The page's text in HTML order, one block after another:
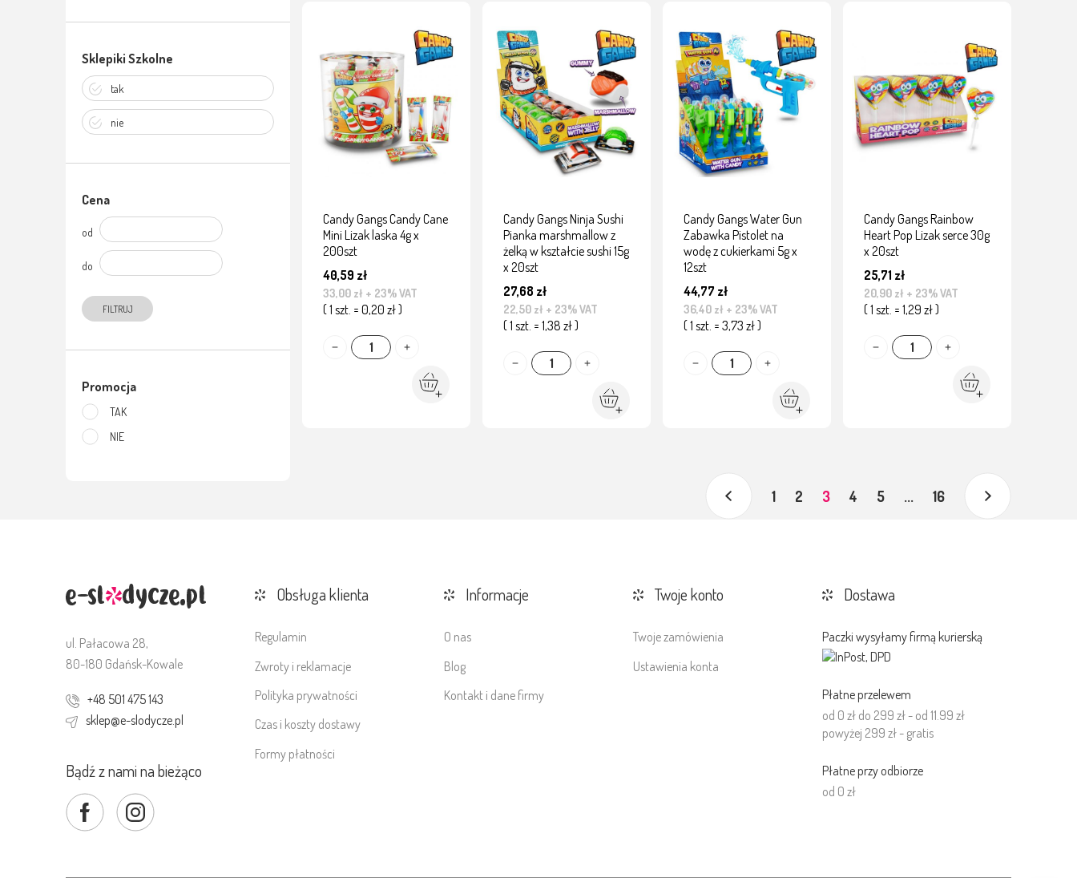
Sklepiki Szkolne
tak
nie
Cena
od
do
FILTRUJ
Promocja
TAK
NIE
Candy Gangs Candy Cane
Mini Lizak laska 4g x
200szt
40,59 zł
33,00 zł + 23% VAT
( 1 szt. = 0,20 zł )
Candy Gangs Ninja Sushi
Pianka marshmallow z
żelką w kształcie sushi 15g
x 20szt
27,68 zł
22,50 zł + 23% VAT
( 1 szt. = 1,38 zł )
Candy Gangs Water Gun
Zabawka Pistolet na
wodę z cukierkami 5g x
12szt
44,77 zł
36,40 zł + 23% VAT
( 1 szt. = 3,73 zł )
Candy Gangs Rainbow
Heart Pop Lizak serce 30g
x 20szt
25,71 zł
20,90 zł + 23% VAT
( 1 szt. = 1,29 zł )
1 2 3 4 5 ... 16
ul. Pałacowa 28,
80-180 Gdańsk-Kowale
+48 501 475 143
sklep@e-slodycze.pl
Bądź z nami na bieżąco
Obsługa klienta
Regulamin
Zwroty i reklamacje
Polityka prywatności
Czas i koszty dostawy
Formy płatności
Informacje
O nas
Blog
Kontakt i dane firmy
Twoje konto
Twoje zamówienia
Ustawienia konta
Dostawa
Paczki wysyłamy firmą kurierską
Płatne przelewem
od 0 zł do 299 zł - od 11.99 zł
powyżej 299 zł - gratis
Płatne przy odbiorze
od 0 zł